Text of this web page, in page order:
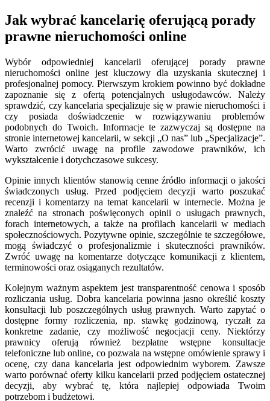
Jak wybrać kancelarię oferującą porady
prawne nieruchomości online
Wybór odpowiedniej kancelarii oferującej porady prawne
nieruchomości online jest kluczowy dla uzyskania skutecznej i
profesjonalnej pomocy. Pierwszym krokiem powinno być dokładne
zapoznanie się z ofertą potencjalnych usługodawców. Należy
sprawdzić, czy kancelaria specjalizuje się w prawie nieruchomości i
czy posiada doświadczenie w rozwiązywaniu problemów
podobnych do Twoich. Informacje te zazwyczaj są dostępne na
stronie internetowej kancelarii, w sekcji „O nas” lub „Specjalizacje”.
Warto zwrócić uwagę na profile zawodowe prawników, ich
wykształcenie i dotychczasowe sukcesy.
Opinie innych klientów stanowią cenne źródło informacji o jakości
świadczonych usług. Przed podjęciem decyzji warto poszukać
recenzji i komentarzy na temat kancelarii w internecie. Można je
znaleźć na stronach poświęconych opinii o usługach prawnych,
forach internetowych, a także na profilach kancelarii w mediach
społecznościowych. Pozytywne opinie, szczególnie te szczegółowe,
mogą świadczyć o profesjonalizmie i skuteczności prawników.
Zwróć uwagę na komentarze dotyczące komunikacji z klientem,
terminowości oraz osiąganych rezultatów.
Kolejnym ważnym aspektem jest transparentność cenowa i sposób
rozliczania usług. Dobra kancelaria powinna jasno określić koszty
konsultacji lub poszczególnych usług prawnych. Warto zapytać o
dostępne formy rozliczenia, np. stawkę godzinową, ryczałt za
konkretne zadanie, czy możliwość negocjacji ceny. Niektórzy
prawnicy oferują również bezpłatne wstępne konsultacje
telefoniczne lub online, co pozwala na wstępne omówienie sprawy i
ocenę, czy dana kancelaria jest odpowiednim wyborem. Zawsze
warto porównać oferty kilku kancelarii przed podjęciem ostatecznej
decyzji, aby wybrać tę, która najlepiej odpowiada Twoim
potrzebom i budżetowi.